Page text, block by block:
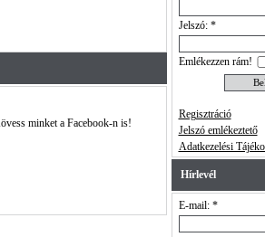
minket a Facebook-n is!
Jelszó: *
Emlékezzen rám!
Regisztráció
Jelszó emlékeztető
Adatkezelési
Hírlevél
E-mail: *